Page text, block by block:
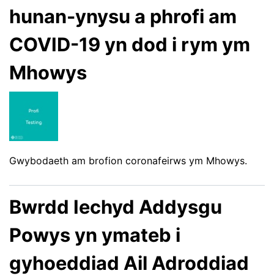
hunan-ynysu a phrofi am
COVID-19 yn dod i rym ym
Mhowys
Gwybodaeth am brofion coronafeirws ym Mhowys.
Bwrdd Iechyd Addysgu
Powys yn ymateb i
gyhoeddiad Ail Adroddiad